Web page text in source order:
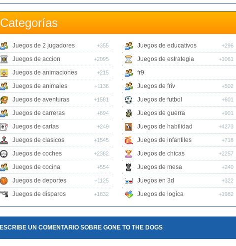
Categorías
Juegos de 2 jugadores +355
Juegos de accion +2095
Juegos de animaciones +215
Juegos de animales +1136
Juegos de aventuras +1581
Juegos de carreras +894
Juegos de cartas +249
Juegos de clasicos +1545
Juegos de coches +2382
Juegos de cocina +554
Juegos de deportes +1125
Juegos de disparos +1832
Juegos de educativos +296
Juegos de estrategia +1061
fr9
Juegos de friv
+502
Juegos de futbol +601
Juegos de guerra +901
Juegos de habilidad +4273
Juegos de infantiles +718
Juegos de chicas +2257
Juegos de mesa +240
Juegos en 3d +322
Juegos de logica +1982
ESCRIBE UN COMENTARIO SOBRE GONE TO THE DOGS